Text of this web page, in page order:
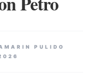
PULIDO